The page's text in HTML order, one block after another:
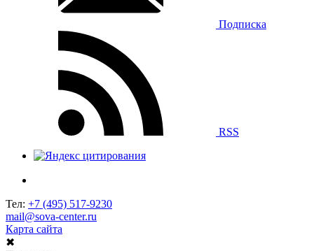
Подписка
RSS
Тел: +7 (495) 517-9230
mail@sova-center.ru
Карта сайта
✖